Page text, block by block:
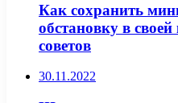
Как сохранить
обстановку в
советов
30.11.2022